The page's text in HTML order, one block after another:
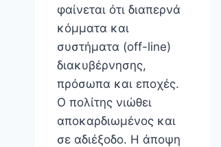
φαίνεται ότι διαπερνά
κόμματα και
συστήματα (off-line)
διακυβέρνησης,
πρόσωπα και εποχές.
Ο πολίτης νιώθει
αποκαρδιωμένος και
σε αδιέξοδο. Η άποψη